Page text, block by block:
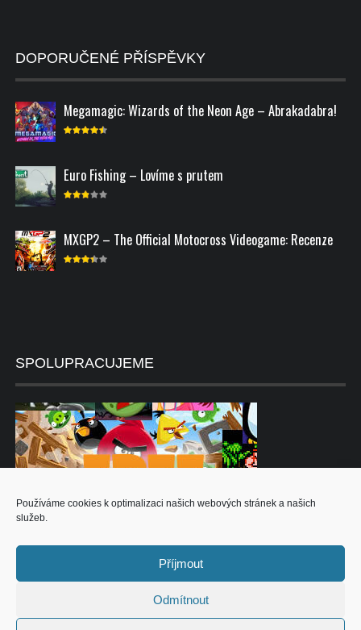
Používáme cookies k optimalizaci našich webových stránek a našich
služeb.
Příjmout
Odmítnout
DOPORUČENÉ PŘÍSPĚVKY
Megamagic: Wizards of the Neon Age – Abrakadabra!
Euro Fishing – Lovíme s prutem
MXGP2 – The Official Motocross Videogame: Recenze
SPOLUPRACUJEME